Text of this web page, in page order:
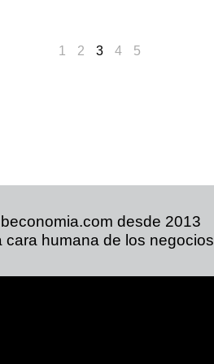
1 2 3 4 5
desde 2013
cara humana de los negocios